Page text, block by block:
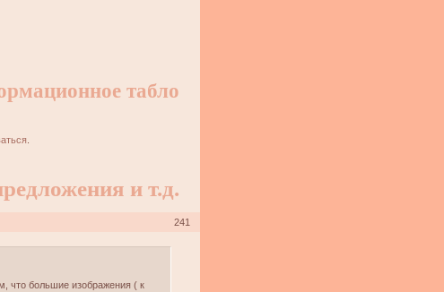
табло
и т.д.
241
что большие изображения ( к